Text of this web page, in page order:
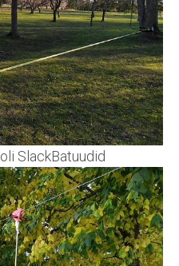
SlackBatuudid